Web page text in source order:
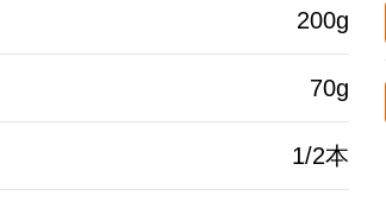
200g
70g
1/2本